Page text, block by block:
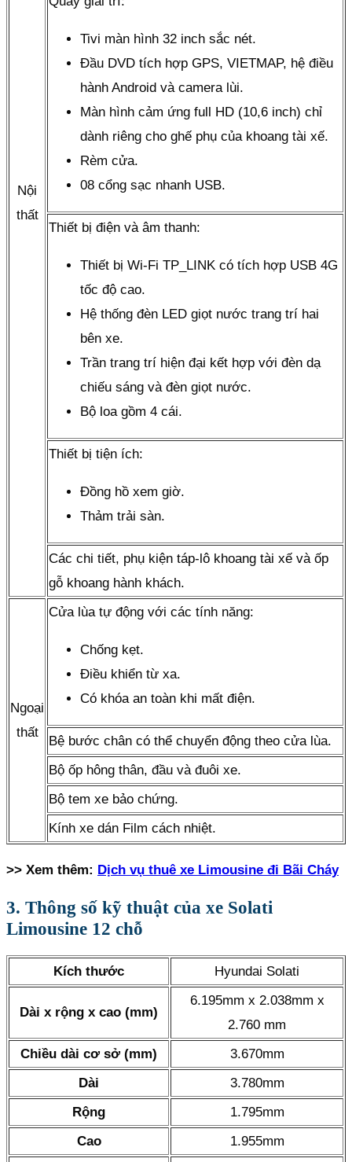
Nội
thất
Tivi màn hình 32 inch sắc nét.
Đầu DVD tích hợp GPS, VIETMAP, hệ điều
hành Android và camera lùi.
Màn hình cảm ứng full HD (10,6 inch) chỉ
dành riêng cho ghế phụ của khoang tài xế.
Rèm cửa.
08 cổng sạc nhanh USB.
Thiết bị điện và âm thanh:
Thiết bị Wi-Fi TP_LINK có tích hợp USB 4G
tốc độ cao.
Hệ thống đèn LED giọt nước trang trí hai
bên xe.
Trần trang trí hiện đại kết hợp với đèn dạ
chiếu sáng và đèn giọt nước.
Bộ loa gồm 4 cái.
Thiết bị tiện ích:
Đồng hồ xem giờ.
Thảm trải sàn.
Các chi tiết, phụ kiện táp-lô khoang tài xế và ốp
gỗ khoang hành khách.
Ngoại
thất
Cửa lùa tự động với các tính năng:
Chống kẹt.
Điều khiển từ xa.
Có khóa an toàn khi mất điện.
Bệ bước chân có thể chuyển động theo cửa lùa.
Bộ ốp hông thân, đầu và đuôi xe.
Bộ tem xe bảo chứng.
Kính xe dán Film cách nhiệt.
>> Xem thêm: Dịch vụ thuê xe Limousine đi Bãi Cháy
3. Thông số kỹ thuật của xe Solati
Limousine 12 chỗ
Kích thước Hyundai Solati
Dài x rộng x cao (mm)
6.195mm x 2.038mm x
2.760 mm
Chiều dài cơ sở (mm)
3.670mm
Dài
3.780mm
Rộng
1.795mm
Cao
1.955mm